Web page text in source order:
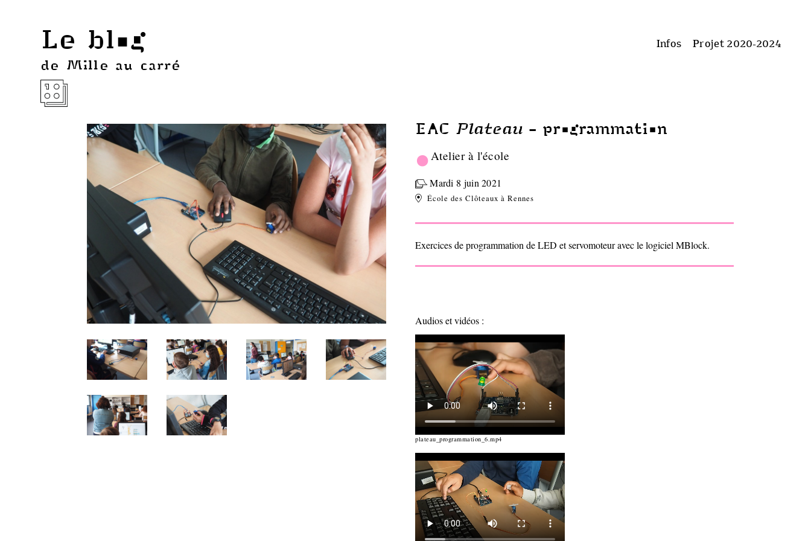
Le blog
de Mille au carré
Projet 2020-2024
Infos
EAC Plateau - programmation
• Atelier à l'école
Mardi 8 juin 2021
École des Clôteaux à Rennes
Exercices de programmation de LED et servomoteur avec le logiciel MBlock.
Audios et vidéos :
plateau_programmation_6.mp4